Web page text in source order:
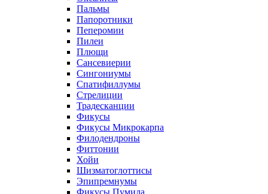
Пальмы
Папоротники
Пеперомии
Пилеи
Плющи
Сансевиерии
Сингониумы
Спатифиллумы
Стрелиции
Традесканции
Фикусы
Фикусы Микрокарпа
Филодендроны
Фиттонии
Хойи
Шизматоглоттисы
Эпипремнумы
Фикусы Пумила